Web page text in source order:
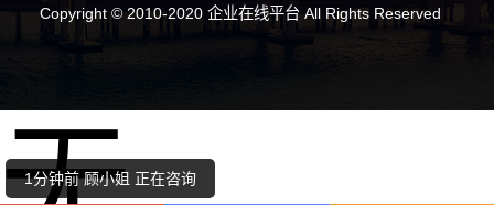
Copyright © 2010-2020 企业在线平台 All Rights Reserved
9分钟前 胡先生 正在咨询
1分钟前 顾小姐 正在咨询